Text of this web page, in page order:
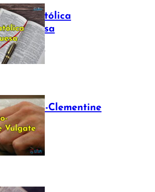
Bíblia Católica
Portuguesa
July 16, 2025
The Sixto-Clementine
Vulgate
July 12, 2025